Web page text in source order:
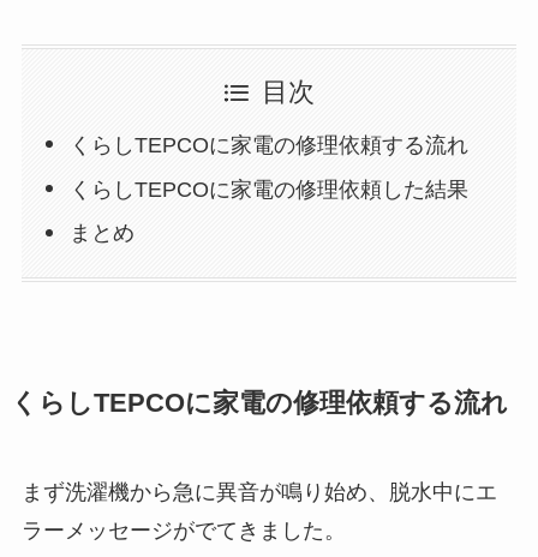
目次
くらしTEPCOに家電の修理依頼する流れ
くらしTEPCOに家電の修理依頼した結果
まとめ
くらしTEPCOに家電の修理依頼する流れ
まず洗濯機から急に異音が鳴り始め、脱水中にエ
ラーメッセージがでてきました。